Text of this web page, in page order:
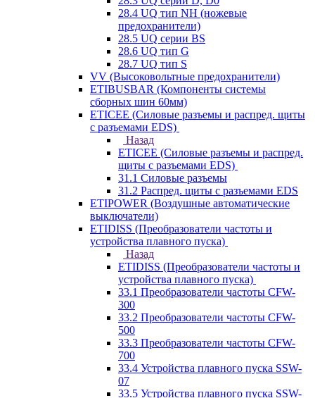
28.4 UQ тип NH (ножевые
предохранители)
28.5 UQ серии BS
28.6 UQ тип G
28.7 UQ тип S
VV (Высоковольтные предохранители)
ETIBUSBAR (Компоненты системы
сборных шин 60мм)
ETICEE (Силовые разъемы и распред. щиты
с разъемами EDS)
Назад
ETICEE (Силовые разъемы и распред.
щиты с разъемами EDS)
31.1 Силовые разъемы
31.2 Распред. щиты с разъемами EDS
ETIPOWER (Воздушные автоматические
выключатели)
ETIDISS (Преобразователи частоты и
устройства плавного пуска)
Назад
ETIDISS (Преобразователи частоты и
устройства плавного пуска)
33.1 Преобразователи частоты CFW-
300
33.2 Преобразователи частоты CFW-
500
33.3 Преобразователи частоты CFW-
700
33.4 Устройства плавного пуска SSW-
07
33.5 Устройства плавного пуска SSW-